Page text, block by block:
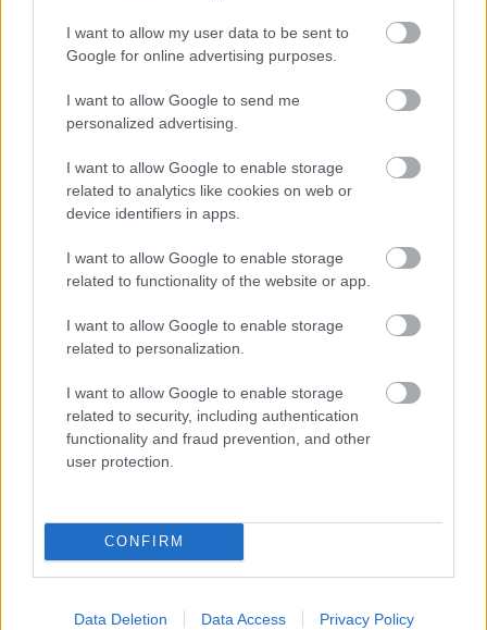
I want to allow my user data to be sent to
Google for online advertising purposes.
I want to allow Google to send me
personalized advertising.
I want to allow Google to enable storage
related to analytics like cookies on web or
device identifiers in apps.
I want to allow Google to enable storage
related to functionality of the website or app.
I want to allow Google to enable storage
related to personalization.
I want to allow Google to enable storage
related to security, including authentication
functionality and fraud prevention, and other
user protection.
CONFIRM
Data Deletion Data Access Privacy Policy
Werner 3-1
Olvastad már?